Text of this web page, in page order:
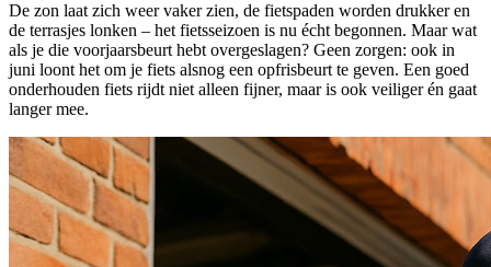
De zon laat zich weer vaker zien, de fietspaden worden drukker en
de terrasjes lonken – het fietsseizoen is nu écht begonnen. Maar wat
als je die voorjaarsbeurt hebt overgeslagen? Geen zorgen: ook in
juni loont het om je fiets alsnog een opfrisbeurt te geven. Een goed
onderhouden fiets rijdt niet alleen fijner, maar is ook veiliger én gaat
langer mee.